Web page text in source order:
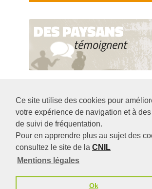
Ce site utilise des cookies pour
votre expérience de navigation et à
de suivi de fréquentation.
Pour en apprendre plus au sujet des
consultez le site de la CNIL
Mentions légales
Ok
DES PAYSANS
témoignent
Siège de l'association : 104 rue Robespierre - 93
06 41 05 43 01 (le lundi, mardi, jeudi,
Contact